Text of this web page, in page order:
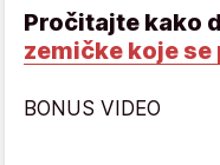
Pročitajte kako
zemičke koje
BONUS VIDEO